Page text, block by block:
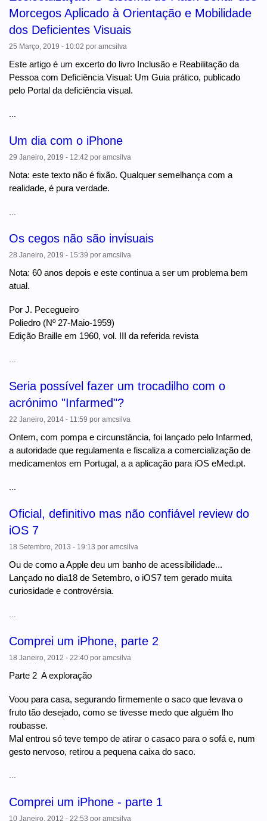
Morcegos Aplicado à Orientação e Mobilidade
dos Deficientes Visuais
25 Março, 2019 - 10:02 por amcsilva
Este artigo é um excerto do livro Inclusão e Reabilitação da
Pessoa com Deficiência Visual: Um Guia prático, publicado
pelo Portal da deficiência visual.
...
Um dia com o iPhone
29 Janeiro, 2019 - 12:42 por amcsilva
Nota: este texto não é fixão. Qualquer semelhança com a
realidade, é pura verdade.
...
Os cegos não são invisuais
28 Janeiro, 2019 - 15:39 por amcsilva
Nota: 60 anos depois e este continua a ser um problema bem
atual.
Por J. Pecegueiro
Poliedro (Nº 27-Maio-1959)
Edição Braille em 1960, vol. III da referida revista
...
Seria possível fazer um trocadilho com o
acrónimo "Infarmed"?
22 Janeiro, 2014 - 11:59 por amcsilva
Ontem, com pompa e circunstância, foi lançado pelo Infarmed,
a autoridade que regulamenta e fiscaliza a comercialização de
medicamentos em Portugal, a a aplicação para iOS eMed.pt.
...
Oficial, definitivo mas não confiável review do
iOS 7
18 Setembro, 2013 - 19:13 por amcsilva
Ou de como a Apple deu um banho de acessibilidade...
Lançado no dia18 de Setembro, o iOS7 tem gerado muita
curiosidade e controvérsia.
...
Comprei um iPhone, parte 2
18 Janeiro, 2012 - 22:40 por amcsilva
Parte 2  A exploração
Voou para casa, segurando firmemente o saco que levava o
fruto tão desejado, como se tivesse medo que alguém lho
roubasse.
Mal entrou só teve tempo de atirar o casaco para o sofá e, num
gesto nervoso, retirou a pequena caixa do saco.
...
Comprei um iPhone - parte 1
10 Janeiro, 2012 - 22:53 por amcsilva